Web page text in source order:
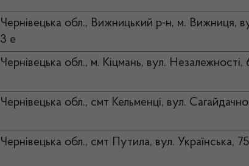
Чернівецька обл., Вижницький р-н, м. Вижниця,
3 е
Чернівецька обл., м. Кіцмань, вул. Незалежності,
Чернівецька обл., смт Кельменці, вул.
Чернівецька обл., смт Путила, вул. Українська,